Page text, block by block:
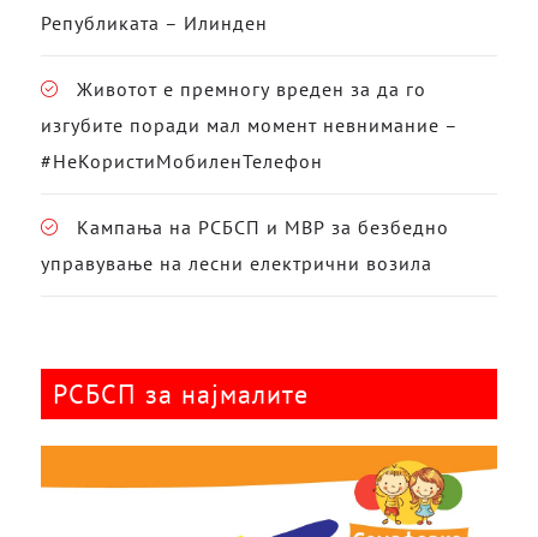
Републиката – Илинден
Животот е премногу вреден за да го
изгубите поради мал момент невнимание –
#НеКористиМобиленТелефон
Кампања на РСБСП и МВР за безбедно
управување на лесни електрични возила
РСБСП за најмалите